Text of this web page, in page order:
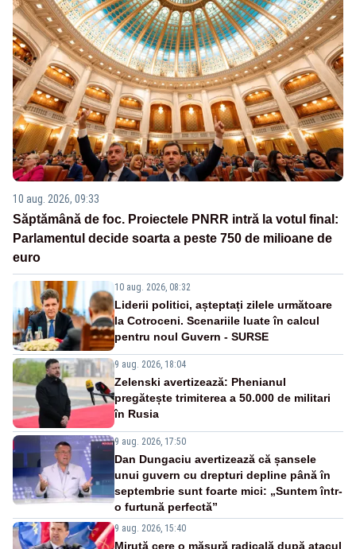
10 aug. 2026, 09:33
Săptămână de foc. Proiectele PNRR intră la votul final:
Parlamentul decide soarta a peste 750 de milioane de
euro
10 aug. 2026, 08:32
Liderii politici, așteptați zilele următoare
la Cotroceni. Scenariile luate în calcul
pentru noul Guvern - SURSE
9 aug. 2026, 18:04
Zelenski avertizează: Phenianul
pregătește trimiterea a 50.000 de militari
în Rusia
9 aug. 2026, 17:50
Dan Dungaciu avertizează că șansele
unui guvern cu drepturi depline până în
septembrie sunt foarte mici: „Suntem într-
o furtună perfectă”
9 aug. 2026, 15:40
Miruță cere o măsură radicală după atacul